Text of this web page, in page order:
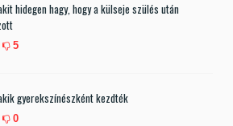
hidegen hagy, hogy a külseje szülés után
5
gyerekszínészként kezdték
0